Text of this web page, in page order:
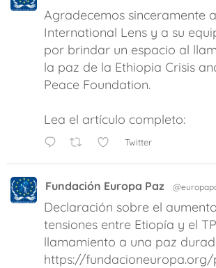
Agradecemos sinceramente
International Lens y a su
por brindar un espacio al
la paz de la Ethiopia Crisis
Peace Foundation.
Lea el artículo completo:
Twitter
Fundación Europa Paz
Declaración sobre el
tensiones entre Etiopía y el
llamamiento a una paz
https://